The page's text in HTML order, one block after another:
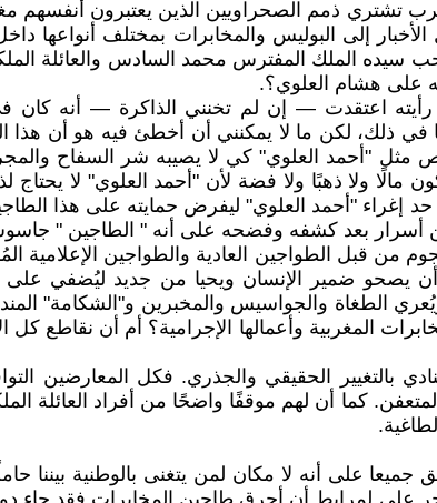
تشتري ذمم الصحراويين الذين يعتبرون أنفسهم
إلى البوليس والمخابرات بمختلف
سيده الملك المفترس محمد السادس والعائلة
على هشام العلوي؟.
اعتقدت — إن لم تخنني الذاكرة — أنه كان
ذلك، لكن ما لا يمكنني أن أخطئ فيه هو أن هذا
"أحمد العلوي" كي لا يصيبه شر السفاح
ولا ذهبًا ولا فضة لأن "أحمد العلوي" لا يحتاج
حد إغراء "أحمد العلوي" ليفرض حمايته على هذا
من أسرار بعد كشفه وفضحه على أنه " الطاجين "
قبل الطواجين العادية والطواجين الإعلامية
أن يصحو ضمير الإنسان ويحيا من جديد ليُضفي
الطغاة والجواسيس والمخبرين و"الشكامة"
المغربية وأعمالها الإجرامية؟ أم أن نقاطع
بالتغيير الحقيقي والجذري. فكل المعارضين
كما أن لهم موقفًا واضحًا من أفراد العائلة
على أنه لا مكان لمن يتغنى بالوطنية بيننا